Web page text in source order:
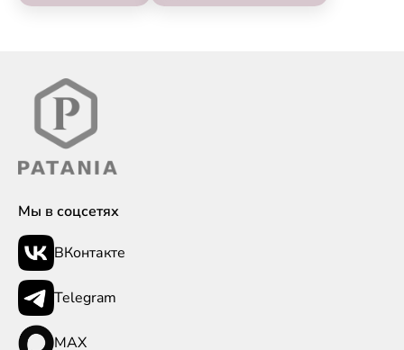
Мы в соцсетях
ВКонтакте
Telegram
MAX